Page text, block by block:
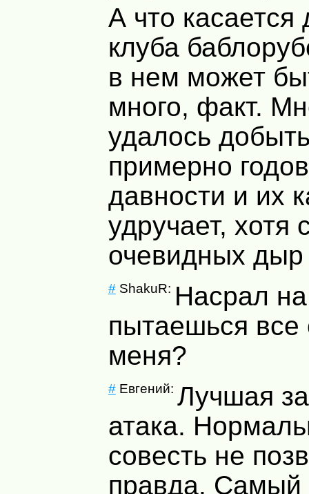
А что касается
клуба
в нем может
много, факт.
удалось
примерно
давности и их
удручает, хотя
очевидных дыр
#ShakuR: Насрал
пытаешься все
меня?
#Евгений: Лучшая
атака.
совесть не
правда. Самый